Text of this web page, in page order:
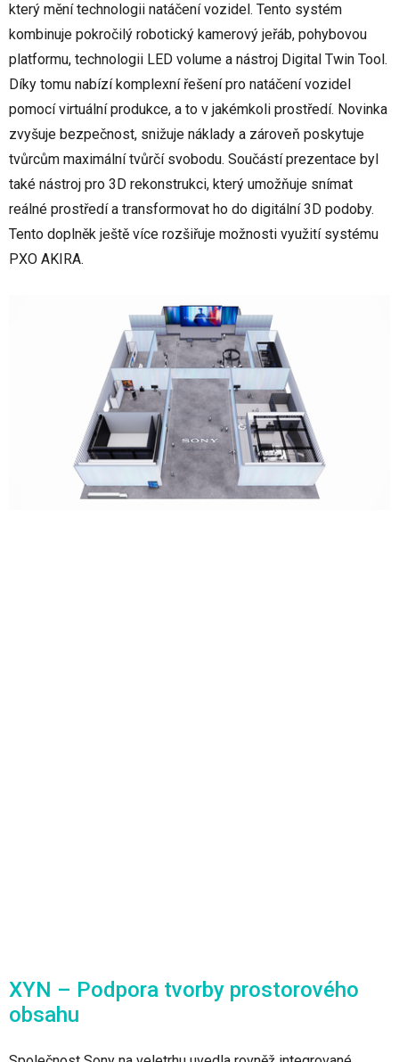
který mění technologii natáčení vozidel. Tento systém
kombinuje pokročilý robotický kamerový jeřáb, pohybovou
platformu, technologii LED volume a nástroj Digital Twin Tool.
Díky tomu nabízí komplexní řešení pro natáčení vozidel
pomocí virtuální produkce, a to v jakémkoli prostředí. Novinka
zvyšuje bezpečnost, snižuje náklady a zároveň poskytuje
tvůrcům maximální tvůrčí svobodu. Součástí prezentace byl
také nástroj pro 3D rekonstrukci, který umožňuje snímat
reálné prostředí a transformovat ho do digitální 3D podoby.
Tento doplněk ještě více rozšiřuje možnosti využití systému
PXO AKIRA.
XYN – Podpora tvorby prostorového
obsahu